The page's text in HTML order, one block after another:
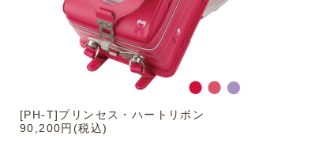
[PH-T]プリンセス・ハートリボン
90,200円(税込)